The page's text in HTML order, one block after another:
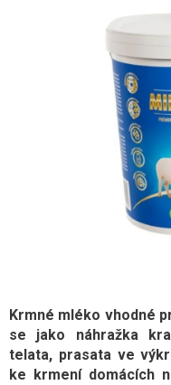
Krmné mléko vhodné
se jako náhražka
telata, prasata ve
ke krmení domácích